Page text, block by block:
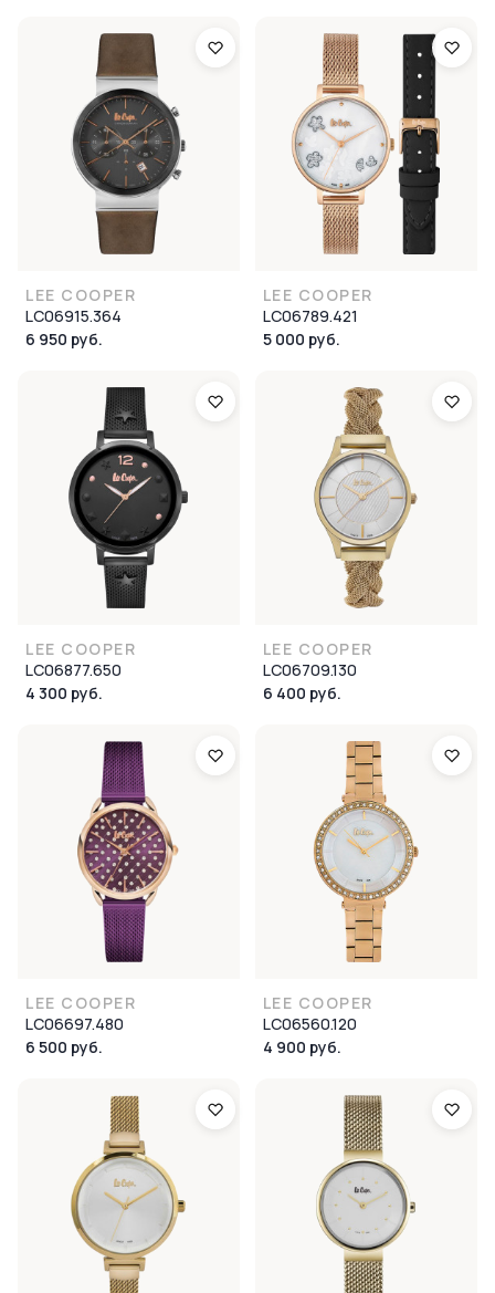
LEE COOPER
LC06915.364
6 950 руб.
LEE COOPER
LC06789.421
5 000 руб.
LEE COOPER
LC06877.650
4 300 руб.
LEE COOPER
LC06709.130
6 400 руб.
LEE COOPER
LC06697.480
6 500 руб.
LEE COOPER
LC06560.120
4 900 руб.